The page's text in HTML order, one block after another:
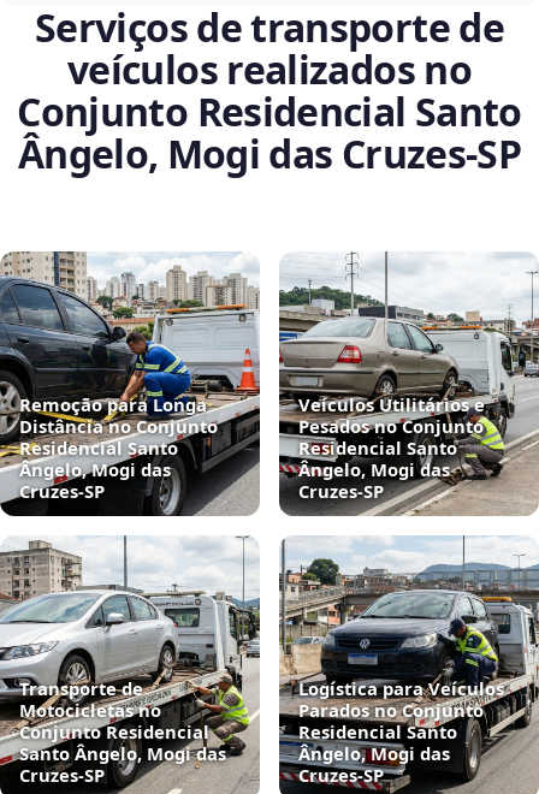
Serviços de transporte de
veículos realizados no
Conjunto Residencial Santo
Ângelo, Mogi das Cruzes‑SP
Remoção para Longa
Distância no Conjunto
Residencial Santo
Ângelo, Mogi das
Cruzes‑SP
Veículos Utilitários e
Pesados no Conjunto
Residencial Santo
Ângelo, Mogi das
Cruzes‑SP
Transporte de
Motocicletas no
Conjunto Residencial
Santo Ângelo, Mogi das
Cruzes‑SP
Logística para Veículos
Parados no Conjunto
Residencial Santo
Ângelo, Mogi das
Cruzes‑SP